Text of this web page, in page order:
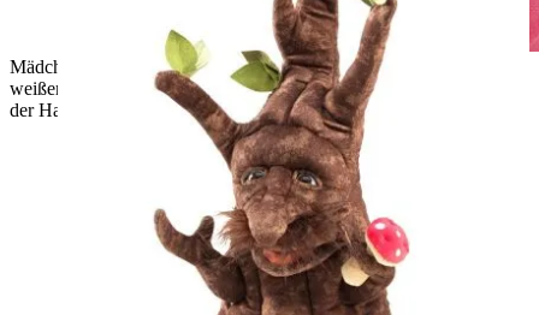
Mädchen hält Folkmanis Handpuppe blökendes Schaf mit
weißem Plüschfell, dunklem Gesicht und beweglichem Maul in
der Hand.